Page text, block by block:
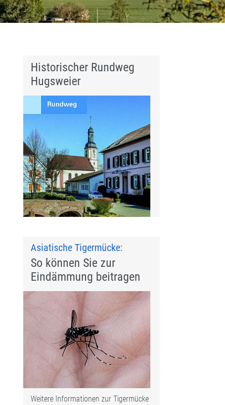
Historischer Rundweg
Hugsweier
Asiatische Tigermücke:
So können Sie zur
Eindämmung beitragen
Weitere Informationen zur Tigermücke